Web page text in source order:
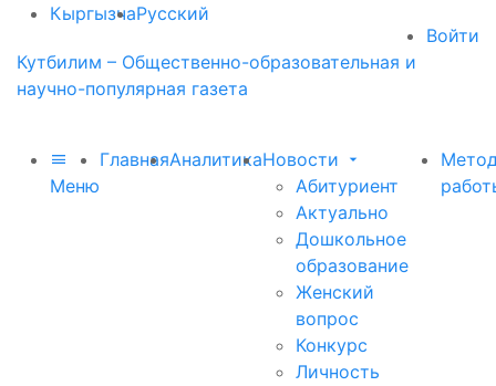
КыргызчаРусский
Войти
Кутбилим – Общественно-образовательная и
научно-популярная газета
Меню
ГлавнаяАналитикаНовости
Абитуриент
Актуально
Дошкольное
образование
Женский
вопрос
Конкурс
Личность